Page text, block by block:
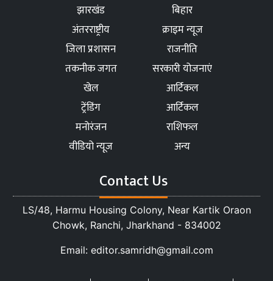
झारखंड
बिहार
अंतरराष्ट्रीय
क्राइम न्यूज
जिला प्रशासन
राजनीति
तकनीक जगत
सरकारी योजनाएं
खेल
आर्टिकल
ट्रेंडिंग
आर्टिकल
मनोरंजन
राशिफल
वीडियो न्यूज
अन्य
Contact Us
LS/48, Harmu Housing Colony, Near Kartik Oraon
Chowk, Ranchi, Jharkhand - 834002
Email: editor.samridh@gmail.com